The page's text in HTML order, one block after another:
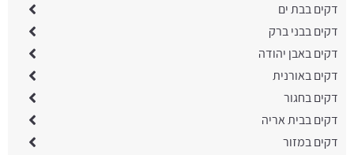
דקים בבת ים
דקים בבני ברק
דקים באבן יהודה
דקים באורנית
דקים בחגור
דקים בבית אריה
דקים במזור